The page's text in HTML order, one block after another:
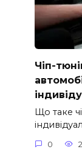
Чіп-
Що таке
0